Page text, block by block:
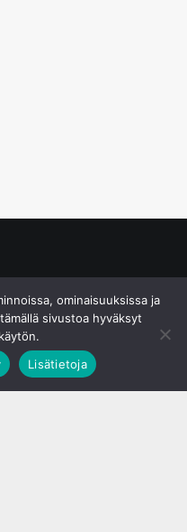
ominaisuuksissa ja
sivustoa hyväksyt
Lisätietoja